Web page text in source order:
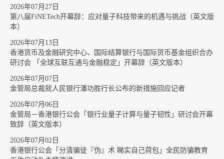
2026年07月27日
第八届FiNETech开幕辞：应对量子科技带来的机遇与挑战（英文版
本）
2026年07月13日
香港货币及金融研究中心、国际结算银行与国际货币基金组织合办
研讨会 「全球互联互通与金融稳定」开幕辞（英文版本）
2026年07月07日
金管局总裁就人民银行潘功胜行长公布的新措施回应记者
2026年07月06日
金管局－香港银行公会「银行业量子计算与量子韧性」研讨会开幕
致辞（英文版本）
2026年07月02日
香港银行公会「分清骗徒『伪』术 睇实自己荷包」全民防骗教育